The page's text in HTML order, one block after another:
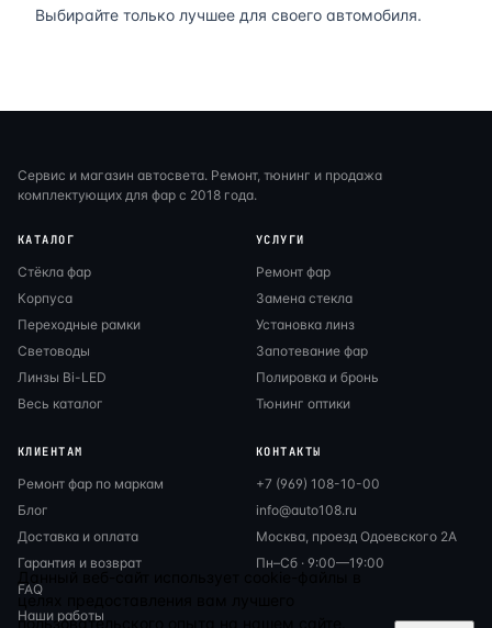
Выбирайте только лучшее для своего автомобиля.
Сервис и магазин автосвета. Ремонт, тюнинг и продажа
комплектующих для фар с 2018 года.
КАТАЛОГ
Стёкла фар
Корпуса
Переходные рамки
Световоды
Линзы Bi-LED
Весь каталог
УСЛУГИ
Ремонт фар
Замена стекла
Установка линз
Запотевание фар
Полировка и бронь
Тюнинг оптики
КЛИЕНТАМ
Ремонт фар по маркам
Блог
Доставка и оплата
Гарантия и возврат
FAQ
Наши работы
КОНТАКТЫ
+7 (969) 108-10-00
info@auto108.ru
Москва, проезд Одоевского 2А
Пн–Сб · 9:00—19:00
Данный веб-сайт использует cookie-файлы в
целях предоставления вам лучшего
пользовательского опыта на нашем сайте.